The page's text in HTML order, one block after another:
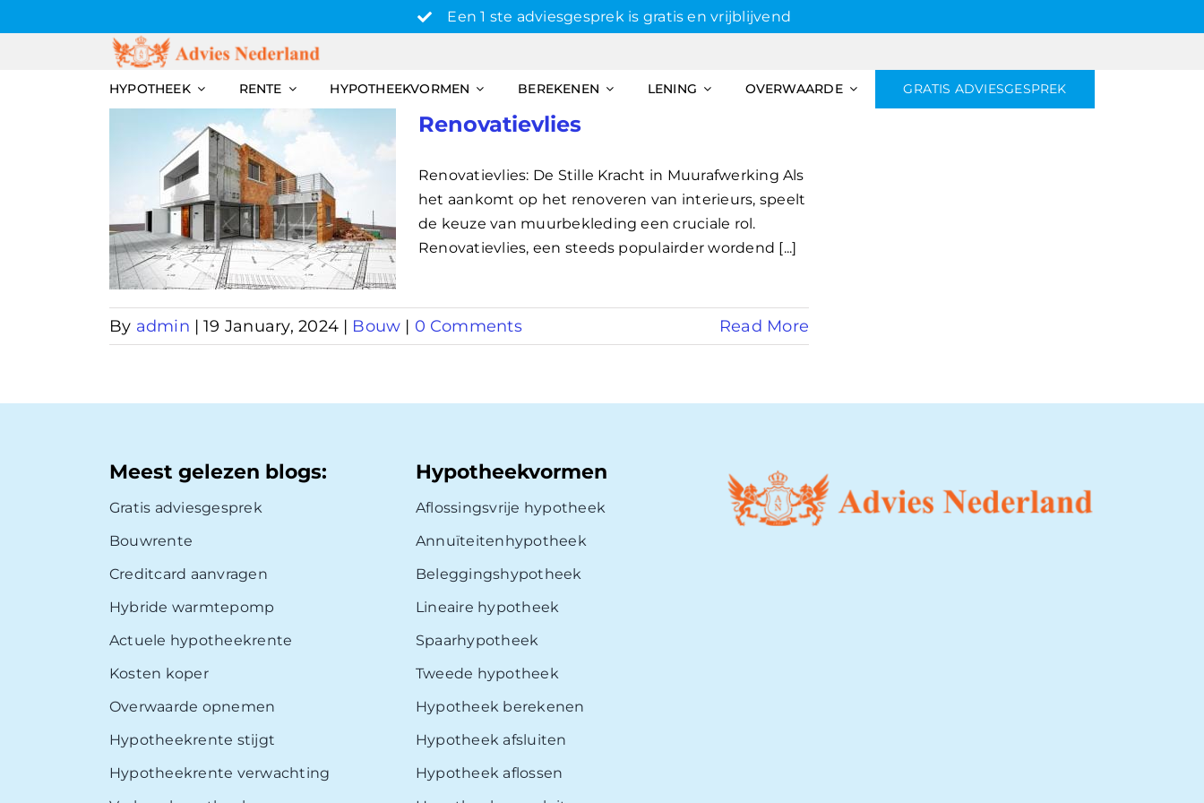
to
Een 1 ste adviesgesprek is gratis en vrijblijvend
HYPOTHEEK RENTE HYPOTHEEKVORMEN BEREKENEN LENING OVERWAARDE GRATIS ADVIESGESPREK
Renovatievlies
Renovatievlies: De Stille Kracht in Muurafwerking Als
het aankomt op het renoveren van interieurs, speelt
de keuze van muurbekleding een cruciale rol.
Renovatievlies, een steeds populairder wordend [...]
By admin | 19 January, 2024 | Bouw | 0 Comments Read More
Meest gelezen blogs:
Gratis adviesgesprek
Bouwrente
Creditcard aanvragen
Hybride warmtepomp
Actuele hypotheekrente
Kosten koper
Overwaarde opnemen
Hypotheekrente stijgt
Hypotheekrente verwachting
Hypotheekvormen
Aflossingsvrije hypotheek
Annuïteitenhypotheek
Beleggingshypotheek
Lineaire hypotheek
Spaarhypotheek
Tweede hypotheek
Hypotheek berekenen
Hypotheek afsluiten
Hypotheek aflossen